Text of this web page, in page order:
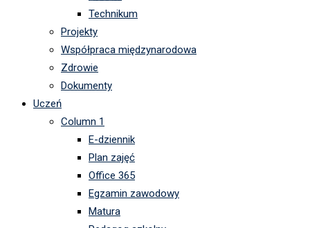
Technikum
Projekty
Współpraca międzynarodowa
Zdrowie
Dokumenty
Uczeń
Column 1
E-dziennik
Plan zajęć
Office 365
Egzamin zawodowy
Matura